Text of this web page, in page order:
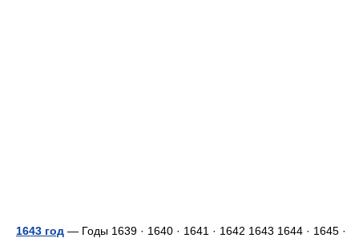
1643 год — Годы 1639 · 1640 · 1641 · 1642 1643 1644 · 1645 ·